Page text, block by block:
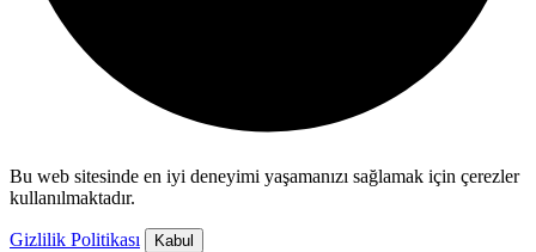
Bu web sitesinde en iyi deneyimi yaşamanızı sağlamak için çerezler
kullanılmaktadır.
Gizlilik Politikası Kabul